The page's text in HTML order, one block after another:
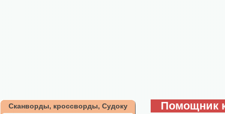
Сканворды, кроссворды, Судоку Помощник